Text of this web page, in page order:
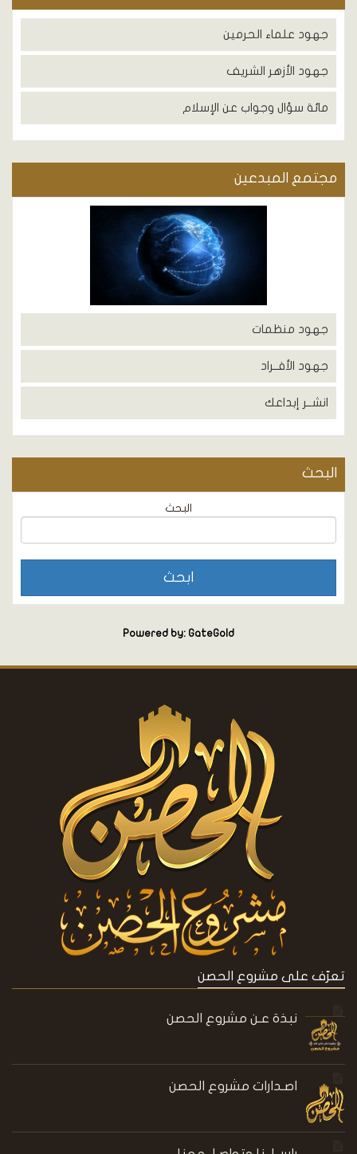
جهود علماء الحرمين
جهود الأزهر الشريف
مائة سؤال وجواب عن الإسلام
مجتمع المبدعين
جهود منظمات
جهود الأفــراد
انشــر إبداعك
البحث
البحث
Powered by: GateGold
تعرّف على مشروع الحصن
نبذة عـن مشروع الحصن
اصـدارات مشروع الحصن